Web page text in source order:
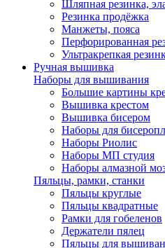
Шляпная резинка,
Резинка продёжка
Манжеты, пояса
Перфорированная
Ультракрепкая
Ручная вышивка
Наборы для вышивания
Большие картины
Вышивка крестом
Вышивка бисером
Наборы для
Наборы Риолис
Наборы МП студия
Наборы алмазной
Пяльцы, рамки, станки
Пяльцы круглые
Пяльцы квадратные
Рамки для гобеленов
Держатели пялец
Пяльцы для